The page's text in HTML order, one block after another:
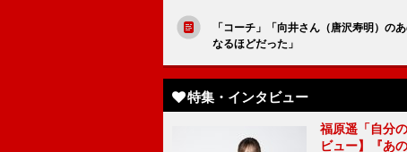
「コーチ」「向井さん（唐沢寿明）の
なるほどだった」
特集・インタビュー
福原遥「自分
ビュー】『あ